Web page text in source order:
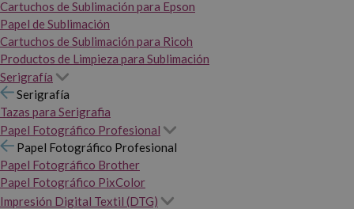
Cartuchos de Sublimación para Epson
Papel de Sublimación
Cartuchos de Sublimación para Ricoh
Productos de Limpieza para Sublimación
Serigrafía
Serigrafía
Tazas para Serigrafia
Papel Fotográfico Profesional
Papel Fotográfico Profesional
Papel Fotográfico Brother
Papel Fotográfico PixColor
Impresión Digital Textil (DTG)